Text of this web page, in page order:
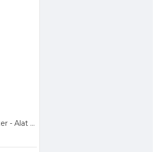
Meat Tenderizer - Alat Pelunak Daging